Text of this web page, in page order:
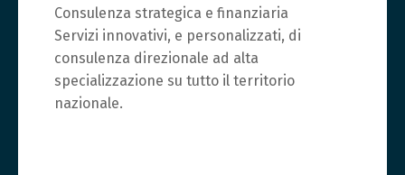
Consulenza strategica e finanziaria
Servizi innovativi, e personalizzati, di
consulenza direzionale ad alta
specializzazione su tutto il territorio
nazionale.